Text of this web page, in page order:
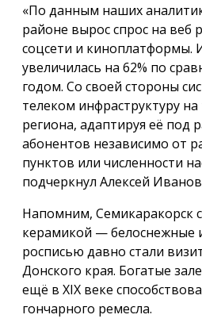
«По данным наших
районе вырос спрос на веб
соцсети и киноплатформы.
увеличилась на 62% по
годом. Со своей стороны
телеком инфраструктуру
региона, адаптируя её под
абонентов независимо от
пунктов или численности
подчеркнул Алексей
Напомним, Семикаракорск
керамикой — белоснежные
росписью давно стали
Донского края. Богатые
ещё в XIX веке
гончарного ремесла.